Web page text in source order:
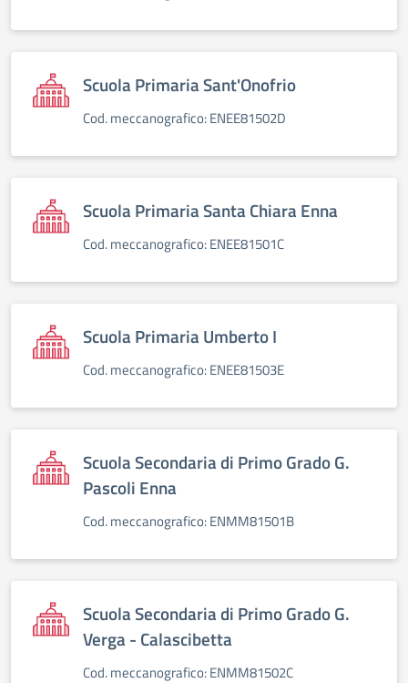
Scuola Primaria Sant'Onofrio
Cod. meccanografico: ENEE81502D
Scuola Primaria Santa Chiara Enna
Cod. meccanografico: ENEE81501C
Scuola Primaria Umberto I
Cod. meccanografico: ENEE81503E
Scuola Secondaria di Primo Grado G.
Pascoli Enna
Cod. meccanografico: ENMM81501B
Scuola Secondaria di Primo Grado G.
Verga - Calascibetta
Cod. meccanografico: ENMM81502C